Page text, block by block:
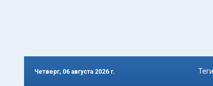
Четверг, 06 августа 2026 г. Теги